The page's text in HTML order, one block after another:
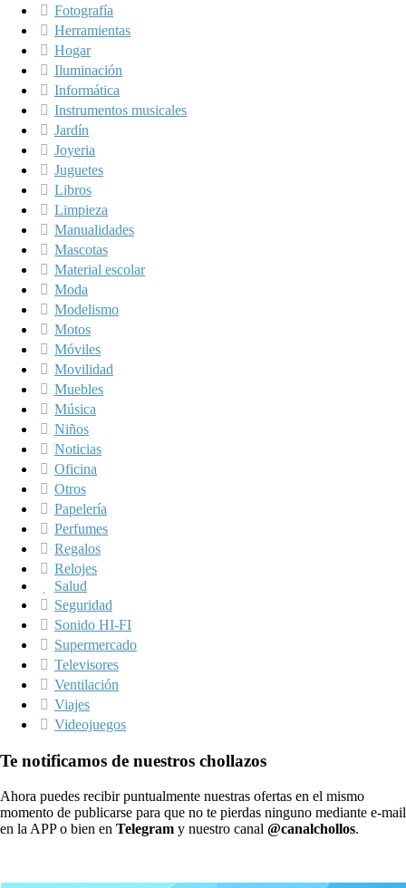
Fotografía
Herramientas
Hogar
Iluminación
Informática
Instrumentos musicales
Jardín
Joyeria
Juguetes
Libros
Limpieza
Manualidades
Mascotas
Material escolar
Moda
Modelismo
Motos
Móviles
Movilidad
Muebles
Música
Niños
Noticias
Oficina
Otros
Papelería
Perfumes
Regalos
Relojes
Salud
Seguridad
Sonido HI-FI
Supermercado
Televisores
Ventilación
Viajes
Videojuegos
Te notificamos de nuestros chollazos
Ahora puedes recibir puntualmente nuestras ofertas en el mismo
momento de publicarse para que no te pierdas ninguno mediante e-mail
en la APP o bien en Telegram y nuestro canal @canalchollos.